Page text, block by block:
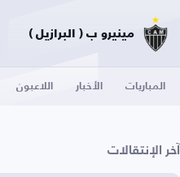
مينيرو ب ( البرازيل )
المباريات الأخبار اللاعبون
آخر الإنتقالات